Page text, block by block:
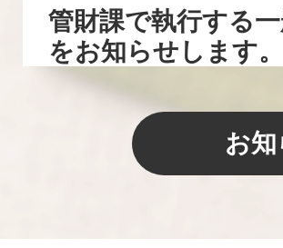
管財課で執行する
をお知らせします。
2026年08月06日
ヤングケアラー支
お